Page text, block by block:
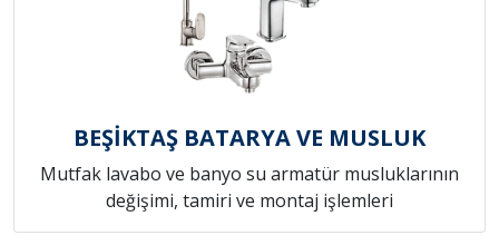
BEŞİKTAŞ BATARYA VE MUSLUK
Mutfak lavabo ve banyo su armatür musluklarının
değişimi, tamiri ve montaj işlemleri